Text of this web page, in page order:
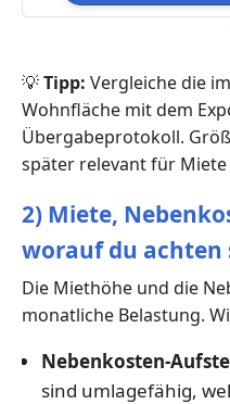
💡Tipp: Vergleiche die
Wohnfläche mit dem
Übergabeprotokoll.
später relevant für
2) Miete,
worauf du achten
Die Miethöhe und die
monatliche Belastung.
Nebenkosten-
sind umlagefähig,